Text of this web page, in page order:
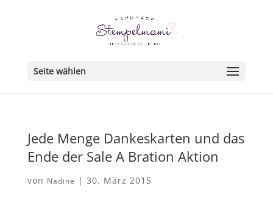
Seite wählen
Jede Menge Dankeskarten und das
Ende der Sale A Bration Aktion
von Nadine | 30. März 2015